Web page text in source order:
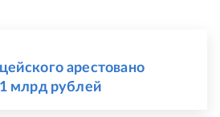
арестовано
млрд рублей